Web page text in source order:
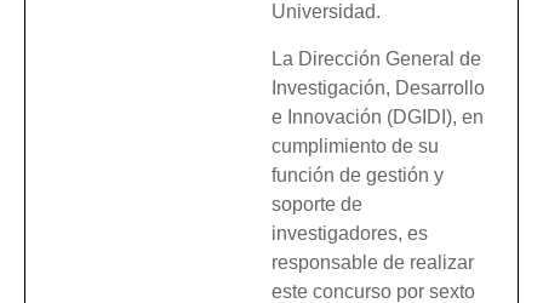
Universidad.
La Dirección General de
Investigación, Desarrollo
e Innovación (DGIDI), en
cumplimiento de su
función de gestión y
soporte de
investigadores, es
responsable de realizar
este concurso por sexto